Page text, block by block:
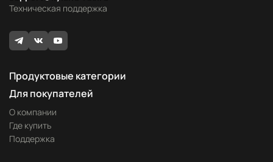
Техническая поддержка
Продуктовые категории
Для покупателей
О компании
Где купить
Поддержка